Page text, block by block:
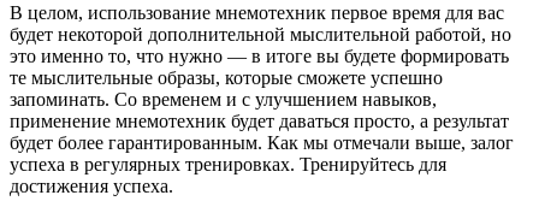
В целом, использование мнемотехник первое время для вас
будет некоторой дополнительной мыслительной работой, но
это именно то, что нужно — в итоге вы будете формировать
те мыслительные образы, которые сможете успешно
запоминать. Со временем и с улучшением навыков,
применение мнемотехник будет даваться просто, а результат
будет более гарантированным. Как мы отмечали выше, залог
успеха в регулярных тренировках. Тренируйтесь для
достижения успеха.